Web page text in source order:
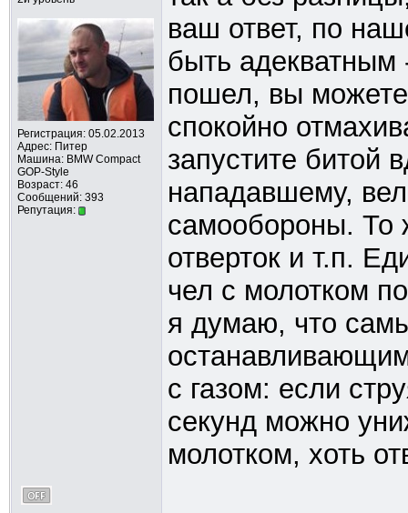
Регистрация: 05.02.2013
Адрес: Питер
Машина: BMW Compact
GOP-Style
Возраст: 46
Сообщений: 393
Репутация:
ваш ответ, по
быть адекватным
пошел, вы можете
спокойно
запустите битой
нападавшему,
самообороны. То
отверток и т.п.
чел с молотком
я думаю, что
с газом: если
секунд можно
молотком, хоть